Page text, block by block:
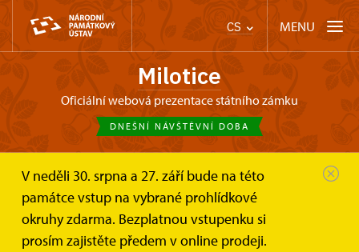
CS MENU
Milotice
oficiální webová prezentace státního zámku
DNEŠNÍ NÁVŠTĚVNÍ DOBA
V neděli 30. srpna a 27. září bude na této
památce vstup na vybrané prohlídkové
okruhy zdarma. Bezplatnou vstupenku si
prosím zajistěte předem v online prodeji.
Zámek Milotice O zámku Zámecké zahrady
Zámecké zahrady